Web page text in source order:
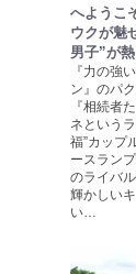
へようこ
ウクが魅
男子”が熱
『力の強
ン』のパ
『相続者
ネという
福”カップ
ースラン
のライバ
輝かしい
い…